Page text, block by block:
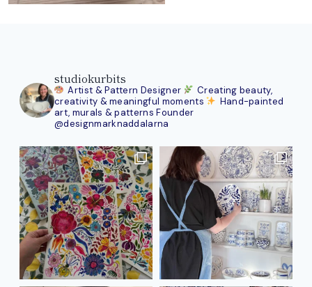
studiokurbits
Artist & Pattern Designer
Creating beauty,
creativity & meaningful moments
Hand-painted
art, murals & patterns Founder
@designmarknaddalarna